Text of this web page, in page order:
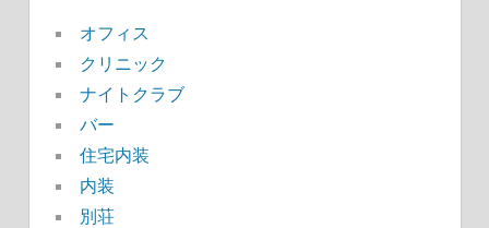
オフィス
クリニック
ナイトクラブ
バー
住宅内装
内装
別荘